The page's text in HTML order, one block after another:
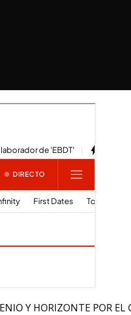
Y HORIZONTE POR EL